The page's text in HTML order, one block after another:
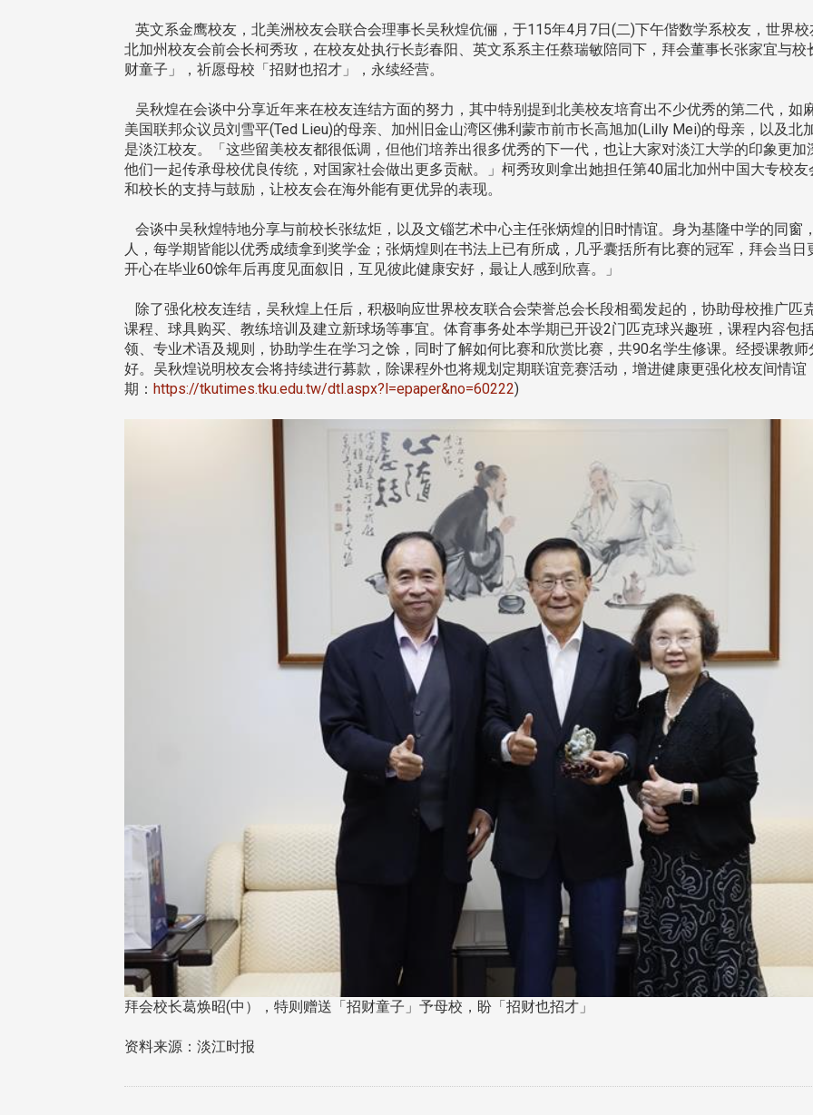
英文系金鹰校友，北美洲校友会联合会理事长吴秋煌伉俪，于115年4月7日(二)下午偕数学系校友，世界
北加州校友会前会长柯秀玫，在校友处执行长彭春阳、英文系系主任蔡瑞敏陪同下，拜会董事长张家宜与
财童子」，祈愿母校「招财也招才」，永续经营。
吴秋煌在会谈中分享近年来在校友连结方面的努力，其中特别提到北美校友培育出不少优秀的第二代，如
美国联邦众议员刘雪平(Ted Lieu)的母亲、加州旧金山湾区佛利蒙市前市长高旭加(Lilly Mei)的母亲，以及北
是淡江校友。「这些留美校友都很低调，但他们培养出很多优秀的下一代，也让大家对淡江大学的印象更
他们一起传承母校优良传统，对国家社会做出更多贡献。」柯秀玫则拿出她担任第40届北加州中国大专校
和校长的支持与鼓励，让校友会在海外能有更优异的表现。
会谈中吴秋煌特地分享与前校长张纮炬，以及文锱艺术中心主任张炳煌的旧时情谊。身为基隆中学的同窗
人，每学期皆能以优秀成绩拿到奖学金；张炳煌则在书法上已有所成，几乎囊括所有比赛的冠军，拜会当
开心在毕业60馀年后再度见面叙旧，互见彼此健康安好，最让人感到欣喜。」
除了强化校友连结，吴秋煌上任后，积极响应世界校友联合会荣誉总会长段相蜀发起的，协助母校推广匹
课程、球具购买、教练培训及建立新球场等事宜。体育事务处本学期已开设2门匹克球兴趣班，课程内容包
领、专业术语及规则，协助学生在学习之馀，同时了解如何比赛和欣赏比赛，共90名学生修课。经授课教
好。吴秋煌说明校友会将持续进行募款，除课程外也将规划定期联谊竞赛活动，增进健康更强化校友间情
期： https://tkutimes.tku.edu.tw/dtl.aspx?l=epaper&no=60222)
拜会校长葛焕昭(中），特则赠送「招财童子」予母校，盼「招财也招才」
资料来源：淡江时报